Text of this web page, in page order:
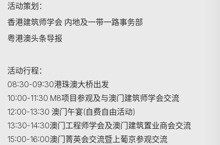
活动策划：
香港建筑师学会 内地及一带一路事务部
粤港澳头条导报
活动行程：
08:30-09:30港珠澳大桥出发
10:00-11:30 M8项目参观及与澳门建筑师学会交流
12:00-13:30 澳门午宴(自费自由活动)
13:30-14:30澳门工程师学会及澳门建筑置业商会交流
15:00-16:00澳门菁英会交流暨上葡京参观交流